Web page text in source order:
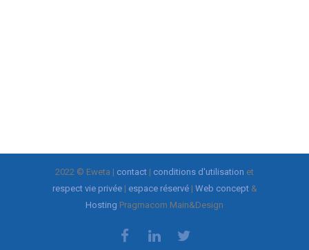
2022 © Eweta | contact | conditions d'utilisation et
respect vie privée| espace réservé| Web concept&
Hosting Pragmacom Main&Design